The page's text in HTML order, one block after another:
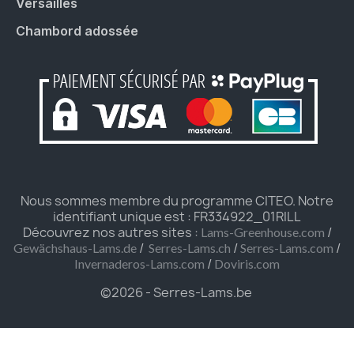
Chambord adossée
Nous sommes membre du programme CITEO. Notre
identifiant unique est : FR334922_01RILL
Découvrez nos autres sites : Lams-Greenhouse.com /
Gewächshaus-Lams.de / Serres-Lams.ch / Serres-Lams.com /
Invernaderos-Lams.com / Doviris.com
©2026 - Serres-Lams.be